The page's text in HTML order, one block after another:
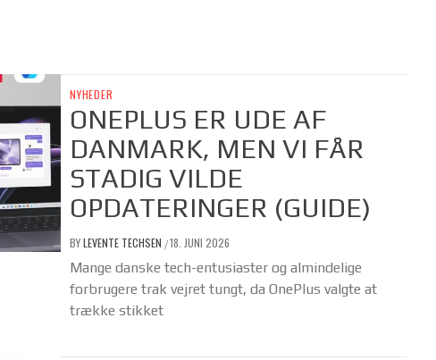
NYHEDER
ONEPLUS ER UDE AF
DANMARK, MEN VI FÅR
STADIG VILDE
OPDATERINGER (GUIDE)
BYLEVENTE TECHSEN /18. JUNI 2026
Mange danske tech-entusiaster og almindelige
forbrugere trak vejret tungt, da OnePlus valgte at
trække stikket